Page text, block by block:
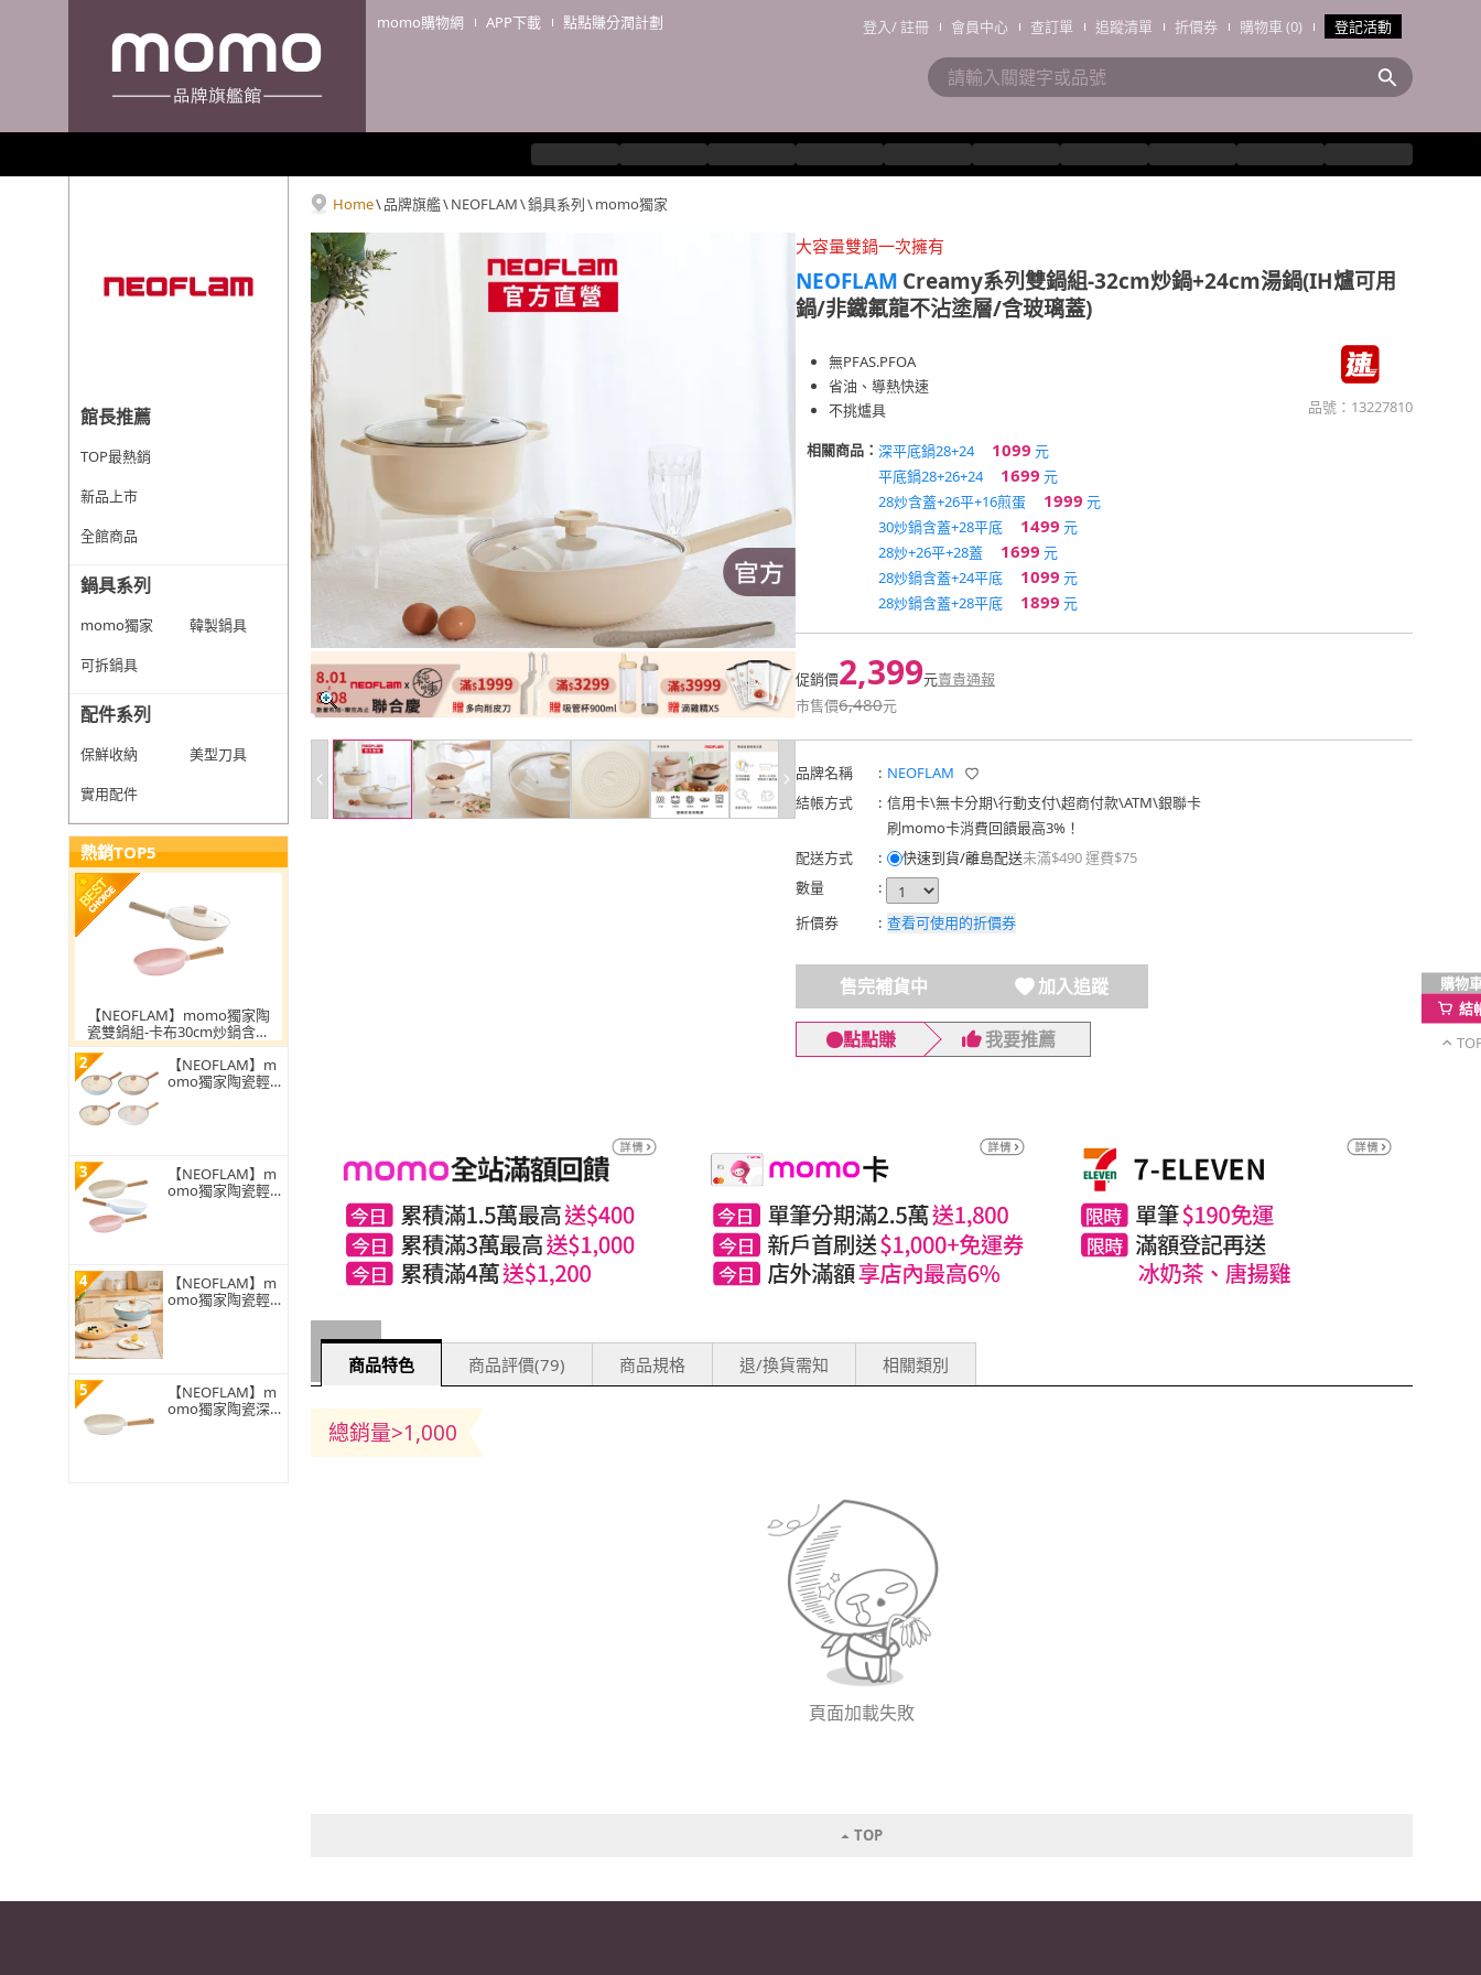
momo購物網 APP下載 點點賺分潤計劃 登入/註冊 會員中心 查訂單 追蹤清單 折價券 購物車 (0) 登記活動
館長推薦
TOP最熱銷
新品上市
全館商品
鍋具系列
momo獨家
韓製鍋具
可拆鍋具
配件系列
保鮮收納
美型刀具
實用配件
熱銷TOP5
【NEOFLAM】momo獨家陶
瓷雙鍋組-卡布30cm炒鍋含蓋
+28cm平底鍋(IH爐可用鍋/非
鐵氟龍不沾塗層)
2
【NEOFLAM】m
omo獨家陶瓷輕
3
【NEOFLAM】m
omo獨家陶瓷輕
層)
4
【NEOFLAM】m
omo獨家陶瓷輕
龍不沾塗層)
5
【NEOFLAM】m
omo獨家陶瓷深
Home\品牌旗艦\NEOFLAM\鍋具系列\momo獨家
大容量雙鍋一次擁有
NEOFLAM Creamy系列雙鍋組-32cm炒鍋+24cm湯鍋(IH爐可用
鍋/非鐵氟龍不沾塗層/含玻璃蓋)
無PFAS.PFOA
省油、導熱快速
不挑爐具
品號： 13227810
相關商品： 深平底鍋28+24 1099 元
平底鍋28+26+24
1699 元
28炒含蓋+26平+16煎蛋
1999 元
30炒鍋含蓋+28平底
1499 元
28炒+26平+28蓋
1699 元
28炒鍋含蓋+24平底
1099 元
28炒鍋含蓋+28平底
1899 元
促銷價2,399元賣貴通報
市售價6,480元
品牌名稱 : NEOFLAM
結帳方式
: 信用卡\無卡分期\行動支付\超商付款\ATM\銀聯卡
刷momo卡消費回饋最高3%！
配送方式
: 快速到貨/離島配送未滿$490 運費$75
數量
:
折價券
: 查看可使用的折價券
售完補貨中 加入追蹤
點點賺 我要推薦
商品特色 商品評價(79) 商品規格 退/換貨需知 相關類別
總銷量>1,000
頁面加載失敗
TOP
購物
結